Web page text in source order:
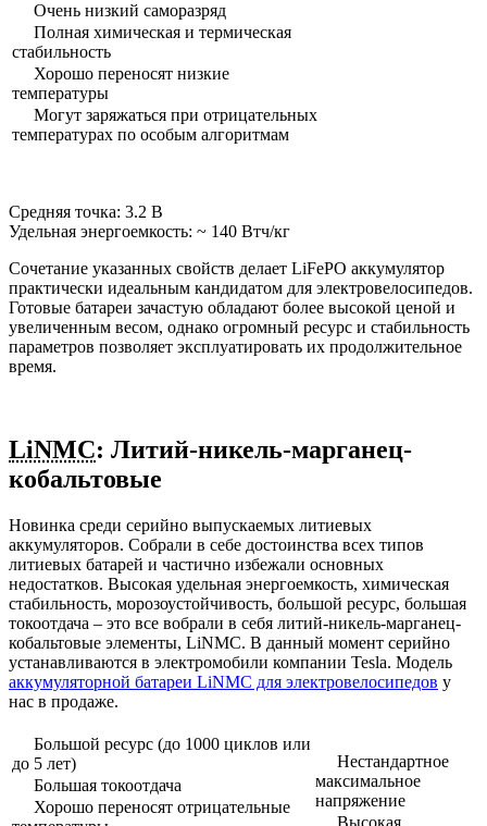
Очень низкий саморазряд
Полная химическая и термическая
стабильность
Хорошо переносят низкие
температуры
Могут заряжаться при отрицательных
температурах по особым алгоритмам
Средняя точка: 3.2 В
Удельная энергоемкость: ~ 140 Втч/кг
Сочетание указанных свойств делает LiFePO аккумулятор
практически идеальным кандидатом для электровелосипедов.
Готовые батареи зачастую обладают более высокой ценой и
увеличенным весом, однако огромный ресурс и стабильность
параметров позволяет эксплуатировать их продолжительное
время.
LiNMC: Литий-никель-марганец-
кобальтовые
Новинка среди серийно выпускаемых литиевых
аккумуляторов. Собрали в себе достоинства всех типов
литиевых батарей и частично избежали основных
недостатков. Высокая удельная энергоемкость, химическая
стабильность, морозоустойчивость, большой ресурс, большая
токоотдача – это все вобрали в себя литий-никель-марганец-
кобальтовые элементы, LiNMC. В данный момент серийно
устанавливаются в электромобили компании Tesla. Модель
аккумуляторной батареи LiNMC для электровелосипедов у
нас в продаже.
Большой ресурс (до 1000 циклов или
до 5 лет)
Большая токоотдача
Хорошо переносят отрицательные
Нестандартное
максимальное
напряжение
Высокая